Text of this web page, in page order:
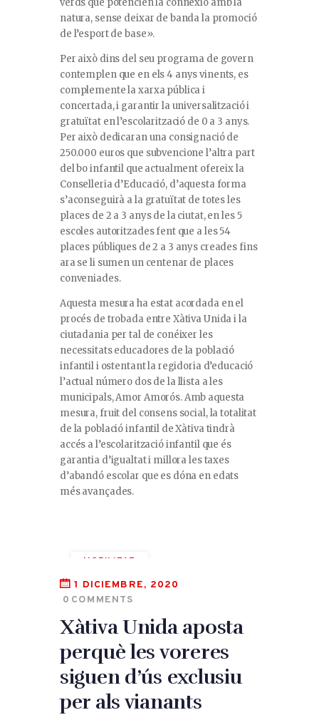
natura, sense deixar de banda la promoció
de l’esport de base».
Per això dins del seu programa de govern
contemplen que en els 4 anys vinents, es
complemente la xarxa pública i
concertada, i garantir la universalització i
gratuïtat en l’escolarització de 0 a 3 anys.
Per això dedicaran una consignació de
250.000 euros que subvencione l’altra part
del bo infantil que actualment ofereix la
Conselleria d’Educació, d’aquesta forma
s’aconseguirà a la gratuïtat de totes les
places de 2 a 3 anys de la ciutat, en les 5
escoles autoritzades fent que a les 54
places públiques de 2 a 3 anys creades fins
ara se li sumen un centenar de places
conveniades.
Aquesta mesura ha estat acordada en el
procés de trobada entre Xàtiva Unida i la
ciutadania per tal de conéixer les
necessitats educadores de la població
infantil i ostentant la regidoria d’educació
l’actual número dos de la llista a les
municipals, Amor Amorós. Amb aquesta
mesura, fruit del consens social, la totalitat
de la població infantil de Xàtiva tindrà
accés a l’escolarització infantil que és
garantia d’igualtat i millora les taxes
d’abandó escolar que es dóna en edats
més avançades.
MOBILITAT
VEHICLES
VIANANTS
VORERES
1 DICIEMBRE, 2020
0 COMMENTS
Xàtiva Unida aposta
perquè les voreres
siguen d’ús exclusiu
per als vianants